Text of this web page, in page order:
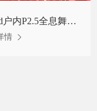
C-Pad户内P2.5全息舞台屏云南某地项目
情